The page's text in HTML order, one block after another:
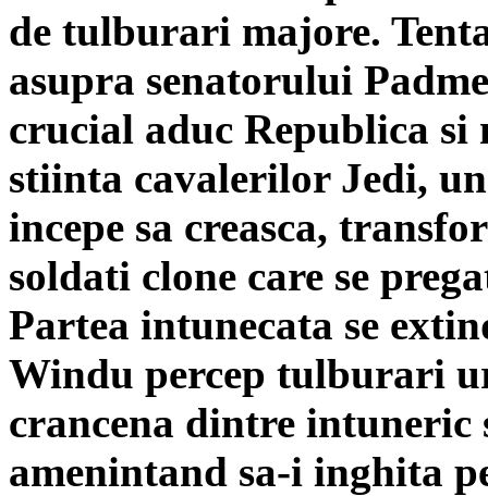
apropie rapid, amenintand
razboiului.
de tulburari majore.
asupra senatorului
crucial aduc Republica si
stiinta cavalerilor Jedi,
incepe sa creasca,
soldati clone care se
Partea intunecata se
Windu percep tulburari
crancena dintre intuneric
amenintand sa-i inghita